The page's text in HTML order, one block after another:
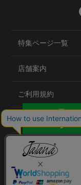
特集ページ一覧
店舗案内
ご利用規約
プライバシーポリ
特定商取引法につい
会社概要